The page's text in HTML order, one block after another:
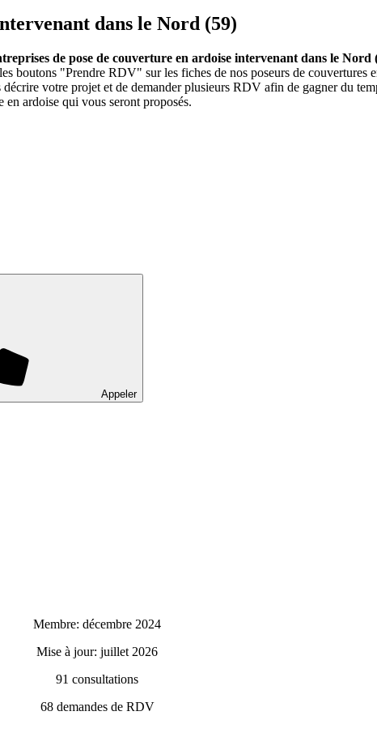
dans le Nord (59)
de pose de couverture en ardoise intervenant dans le Nord
boutons "Prendre RDV" sur les fiches de nos poseurs de couvertures
votre projet et de demander plusieurs RDV afin de gagner du
en ardoise qui vous seront proposés.
Appeler
Membre: décembre 2024
Mise à jour: juillet 2026
91 consultations
68demandes de RDV